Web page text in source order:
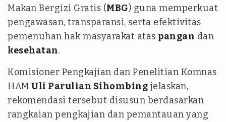
Makan Bergizi Gratis (MBG) guna memperkuat
pengawasan, transparansi, serta efektivitas
pemenuhan hak masyarakat atas pangan dan
kesehatan.
Komisioner Pengkajian dan Penelitian Komnas
HAM Uli Parulian Sihombing jelaskan,
rekomendasi tersebut disusun berdasarkan
rangkaian pengkajian dan pemantauan yang